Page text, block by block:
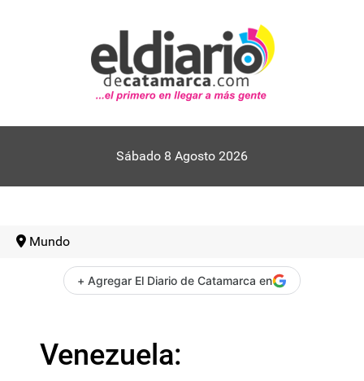
Sábado 8 Agosto 2026
Mundo
+ Agregar El Diario de Catamarca en
Venezuela: